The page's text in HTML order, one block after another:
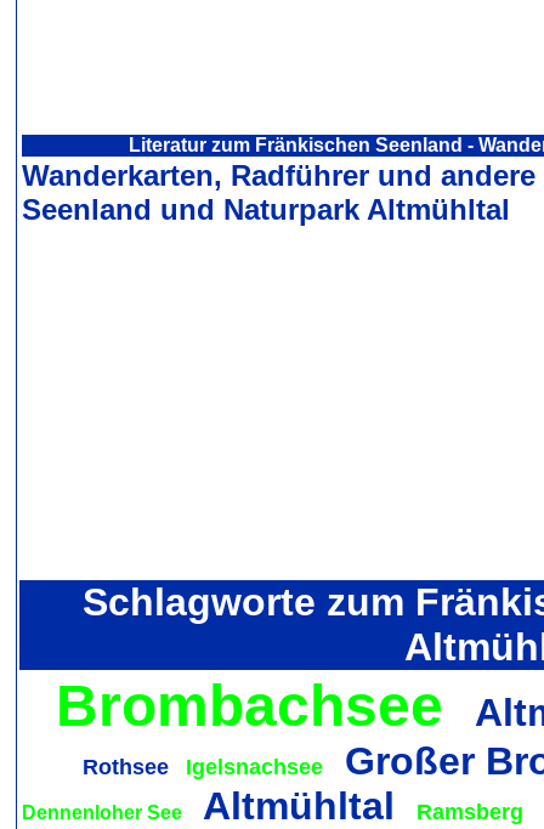
Literatur zum Fränkischen Seenland -
Wanderkarten, Radführer und
Seenland und Naturpark Altmühltal
Schlagworte zum
Brombachsee
Rothsee Igelsnachsee Großer
Dennenloher See Altmühltal Ramsberg